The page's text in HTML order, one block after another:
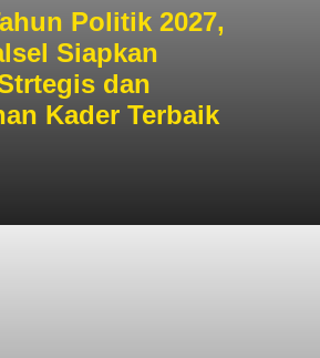
Politik 2027,
Siapkan
dan
Kader Terbaik